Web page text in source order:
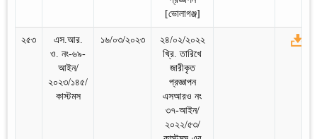
[ভোলাগঞ্জ]
২৫৩
এস.আর.
ও. নং-৬৯-
আইন/
২০২৩/১৪৫/
কাস্টমস
১৬/০৩/২০২৩
২৪/০২/২০২২
খ্রি. তারিখে
জারীকৃত
প্রজ্ঞাপন
এসআরও নং
৩৭-আইন/
২০২২/৫৩/